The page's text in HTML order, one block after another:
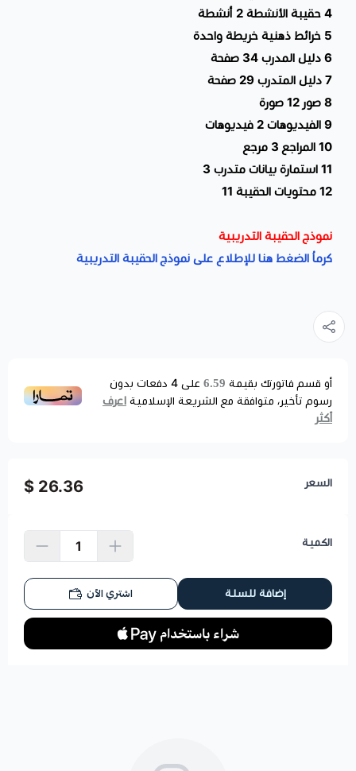
4 حقيبة الأنشطة 2 أنشطة
5 خرائط ذهنية خريطة واحدة
6 دليل المدرب 34 صفحة
7 دليل المتدرب 29 صفحة
8 صور 12 صورة
9 الفيديوهات 2 فيديوهات
10 المراجع 3 مرجع
11 استمارة بيانات متدرب 3
12 محتويات الحقيبة 11
نموذج الحقيبة التدريبية
كرماُ الضغط هنا للإطلاع على نموذج الحقيبة التدريبية
أو قسم فاتورتك بقيمة 6.59 على 4 دفعات بدون
رسوم تأخير، متوافقة مع الشريعة الإسلامية اعرف
أكثر
السعر 26.36 $
الكمية
إضافة للسلة اشتري الآن